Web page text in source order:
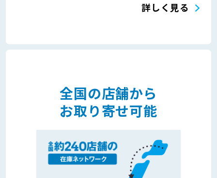
詳しく見る
全国の店舗から
お取り寄せ可能